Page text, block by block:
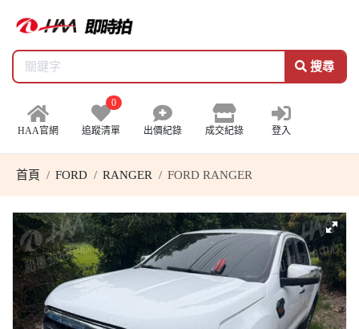
搜尋
HAA官網
0
追蹤清單 出價紀錄 成交紀錄 登入
首頁 FORD RANGER FORD RANGER